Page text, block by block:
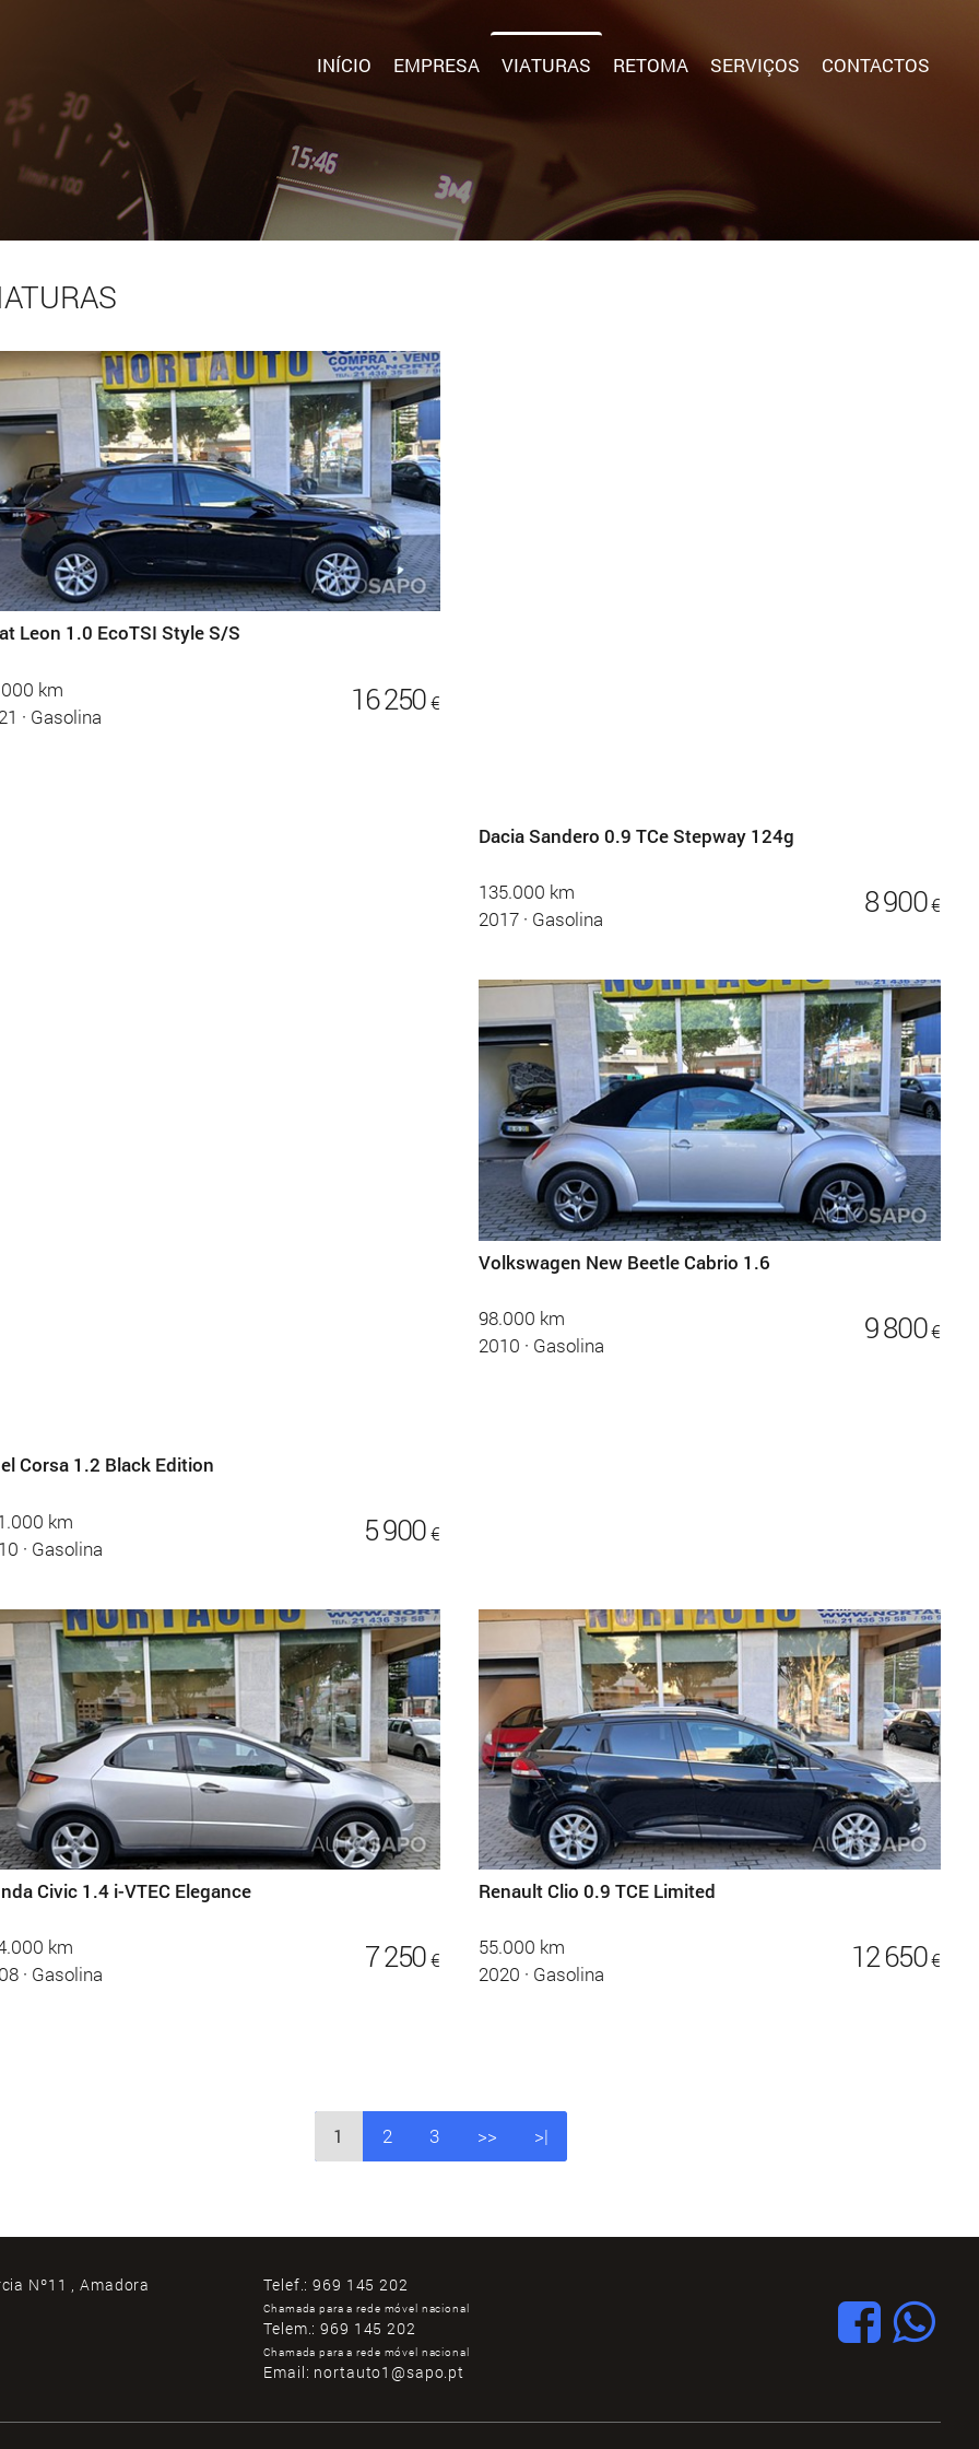
INÍCIO EMPRESA VIATURAS RETOMA SERVIÇOS CONTACTOS
Leon 1.0 EcoTSI Style S/S
km
· Gasolina 16 250€
Dacia Sandero 0.9 TCe Stepway 124g
135.000 km
2017 · Gasolina 8 900€
Corsa 1.2 Black Edition
km
· Gasolina 5 900€
Volkswagen New Beetle Cabrio 1.6
98.000 km
2010 · Gasolina 9 800€
Civic 1.4 i-VTEC Elegance
km
· Gasolina 7 250€
Renault Clio 0.9 TCE Limited
55.000 km
2020 · Gasolina 12 650€
1 2 3 >> >|
Nº11 , Amadora Telef.:969 145 202
Chamada para a rede móvel nacional
Telem.:969 145 202
Chamada para a rede móvel nacional
Email: nortauto1@sapo.pt